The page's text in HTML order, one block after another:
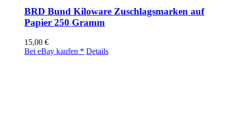
BRD Bund Kiloware Zuschlagsmarken auf
Papier 250 Gramm
15,00 €
Bei eBay kaufen * Details